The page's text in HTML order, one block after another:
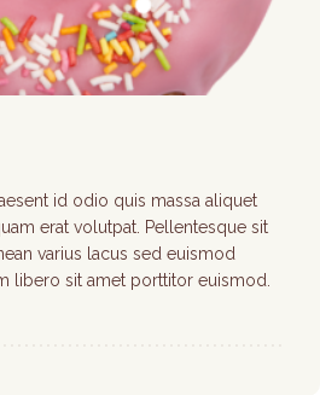
id odio quis massa aliquet
erat volutpat. Pellentesque sit
varius lacus sed euismod
libero sit amet porttitor euismod.